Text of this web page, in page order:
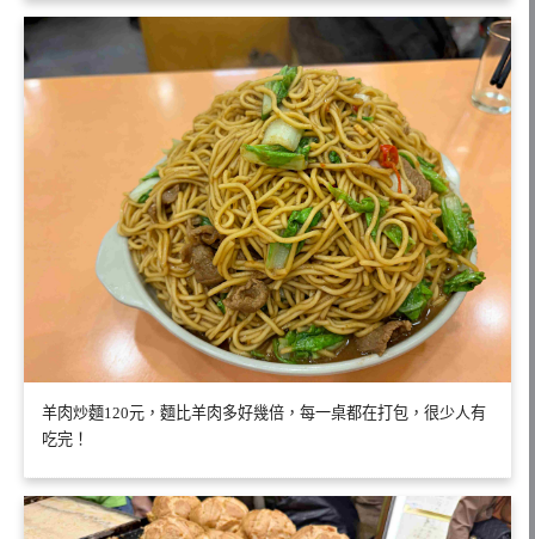
羊肉炒麵120元，麵比羊肉多好幾倍，每一桌都在打包，很少人有
吃完！